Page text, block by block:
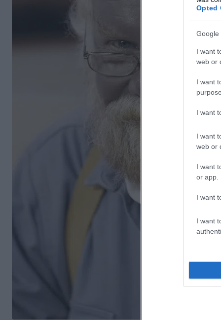
Opted
Google
I want
web or
I want
I want
I want
web or
I want
or app.
I want
I want